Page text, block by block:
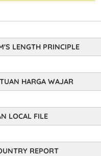
LENGTH PRINCIPLE
HARGA WAJAR
LOCAL FILE
REPORT